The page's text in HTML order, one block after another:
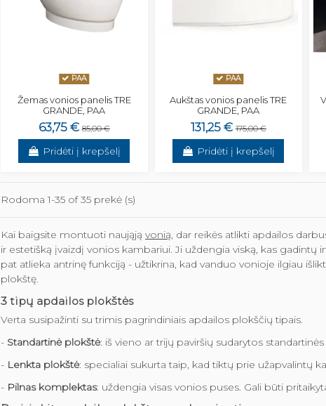
PAA
Žemas vonios panelis TRE
GRANDE, PAA
63,75 € 85,00 €
Pridėti į krepšelį
PAA
Aukštas vonios panelis TRE
GRANDE, PAA
131,25 € 175,00 €
Pridėti į krepšelį
Rodoma 1-35 of 35 prekė (s)
Kai baigsite montuoti naująją vonią, dar reikės atlikti apdailos
ir estetišką įvaizdį vonios kambariui. Ji uždengia viską, kas
pat atlieka antrinę funkciją - užtikrina, kad vanduo vonioje ilgiau
plokštę.
3 tipų apdailos plokštės
Verta susipažinti su trimis pagrindiniais apdailos plokščių tipais.
- Standartinė plokštė: iš vieno ar trijų paviršių sudarytos
- Lenkta plokštė: specialiai sukurta taip, kad tiktų prie užapvalintų
- Pilnas komplektas: uždengia visas vonios puses. Gali būti